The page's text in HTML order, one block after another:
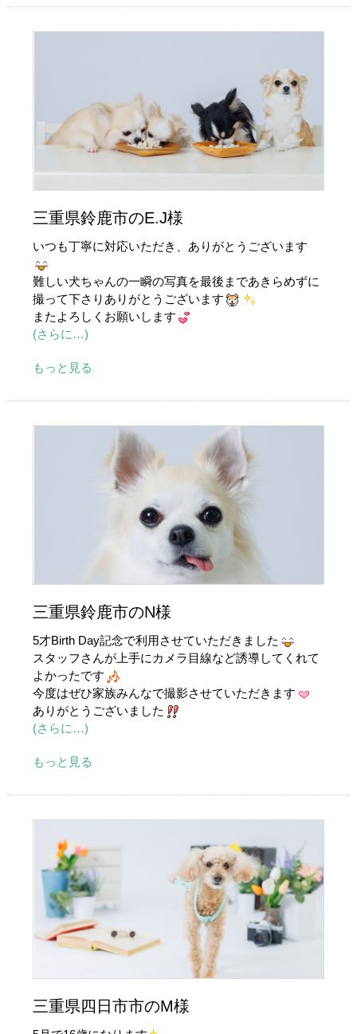
三重県鈴鹿市のE.J様
いつも丁寧に対応いただき、ありがとうございます
難しい犬ちゃんの一瞬の写真を最後まであきらめずに
撮って下さりありがとうございます
またよろしくお願いします
(さらに…)
もっと見る
三重県鈴鹿市のN様
5才Birth Day記念で利用させていただきました
スタッフさんが上手にカメラ目線など誘導してくれて
よかったです
今度はぜひ家族みんなで撮影させていただきます
ありがとうございました
(さらに…)
もっと見る
三重県四日市市のM様